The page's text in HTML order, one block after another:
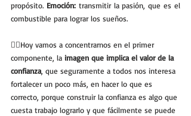
propósito. Emoción: transmitir la pasión, que es el
combustible para lograr los sueños.
💁‍♂️Hoy vamos a concentrarnos en el primer
componente, la imagen que implica el valor de la
confianza, que seguramente a todos nos interesa
fortalecer un poco más, en hacer lo que es
correcto, porque construir la confianza es algo que
cuesta trabajo lograrlo y que fácilmente se puede